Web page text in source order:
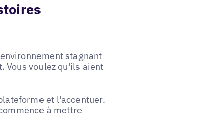
stagnant
Vous voulez qu'ils aient
et l'accentuer.
à mettre